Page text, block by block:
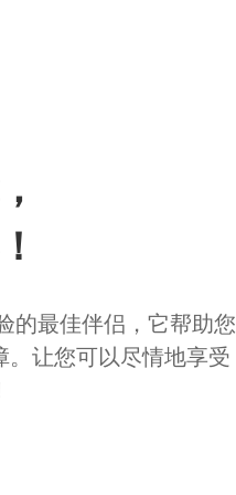
的最佳伴侣，它帮助您
让您可以尽情地享受